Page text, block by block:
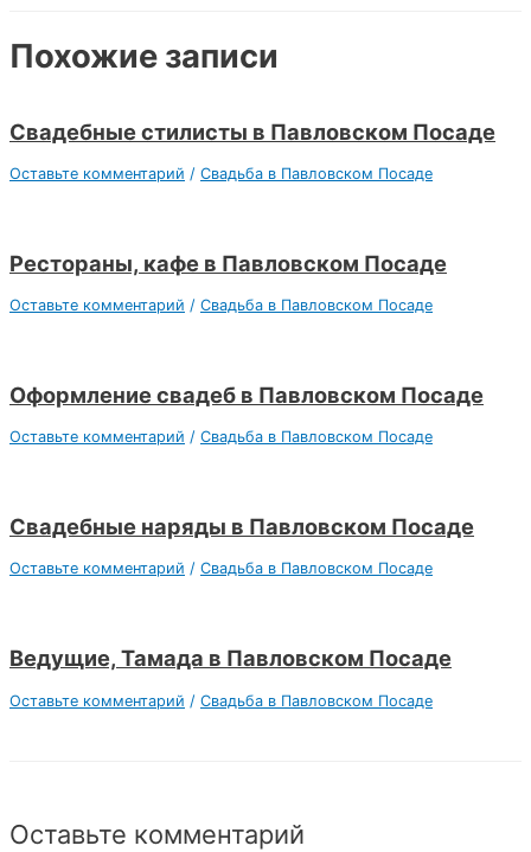
Похожие записи
Свадебные стилисты в Павловском Посаде
Оставьте комментарий / Свадьба в Павловском Посаде
Рестораны, кафе в Павловском Посаде
Оставьте комментарий / Свадьба в Павловском Посаде
Оформление свадеб в Павловском Посаде
Оставьте комментарий / Свадьба в Павловском Посаде
Свадебные наряды в Павловском Посаде
Оставьте комментарий / Свадьба в Павловском Посаде
Ведущие, Тамада в Павловском Посаде
Оставьте комментарий / Свадьба в Павловском Посаде
Оставьте комментарий